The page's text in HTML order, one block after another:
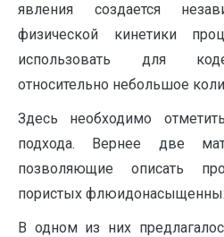
явления создается
физической кинетики
использовать для
относительно небольшое
Здесь необходимо
подхода. Вернее две
позволяющие описать
пористых
В одном из них